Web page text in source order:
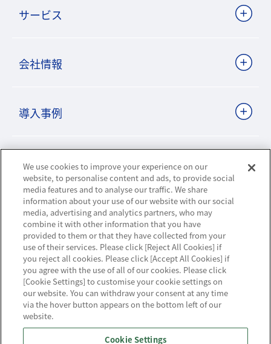
サービス
会社情報
導入事例
ビジネスパートナーサイト
ニュースリリース
お知らせ
お問い合わせ／サポート
ハウジング・クラウド・ストリーミングの
We use cookies to improve your experience on our
website, to personalise content and ads, to provide social
media features and to analyse our traffic. We share
information about your use of our website with our social
media, advertising and analytics partners, who may
combine it with other information that you have
provided to them or that they have collected from your
use of their services. Please click [Reject All Cookies] if
you reject all cookies. Please click [Accept All Cookies] if
you agree with the use of all of our cookies. Please click
[Cookie Settings] to customise your cookie settings on
our website. You can withdraw your consent at any time
via the hover button appears on the bottom left of our
website.
Cookie Settings